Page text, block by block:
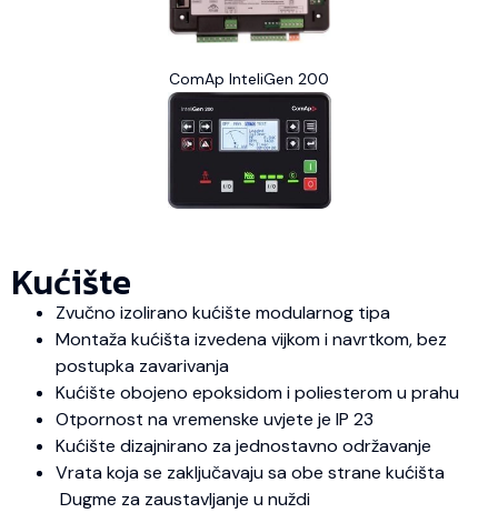
ComAp InteliGen 200
Kućište
Zvučno izolirano kućište modularnog tipa
Montaža kućišta izvedena vijkom i navrtkom, bez
postupka zavarivanja
Kućište obojeno epoksidom i poliesterom u prahu
Otpornost na vremenske uvjete je IP 23
Kućište dizajnirano za jednostavno održavanje
Vrata koja se zaključavaju sa obe strane kućišta
Dugme za zaustavljanje u nuždi